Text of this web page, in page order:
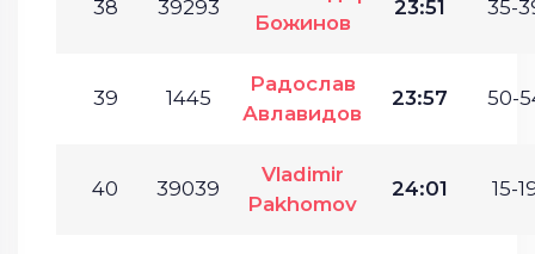
38 39293
Божинов
23:51 35-
39 1445
Радослав
Авлавидов
23:57 50-
40 39039
Vladimir
Pakhomov
24:01 15-